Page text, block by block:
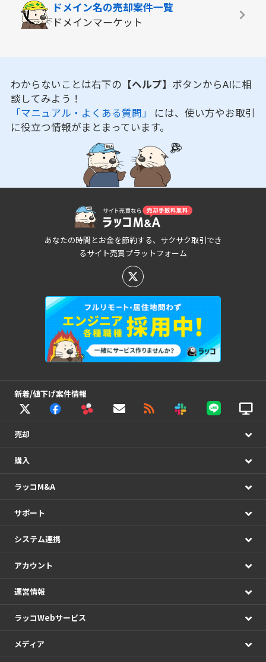
ドメイン名の売却案件一覧
ドメインマーケット
わからないことは右下の 【ヘルプ】 ボタンからAIに相
談してみよう！
「マニュアル・よくある質問」 には、使い方やお取引
に役立つ情報がまとまっています。
あなたの時間とお金を節約する、サクサク取引でき
るサイト売買プラットフォーム
新着/値下げ案件情報
売却
購入
ラッコM&A
サポート
システム連携
アカウント
運営情報
ラッコWebサービス
メディア